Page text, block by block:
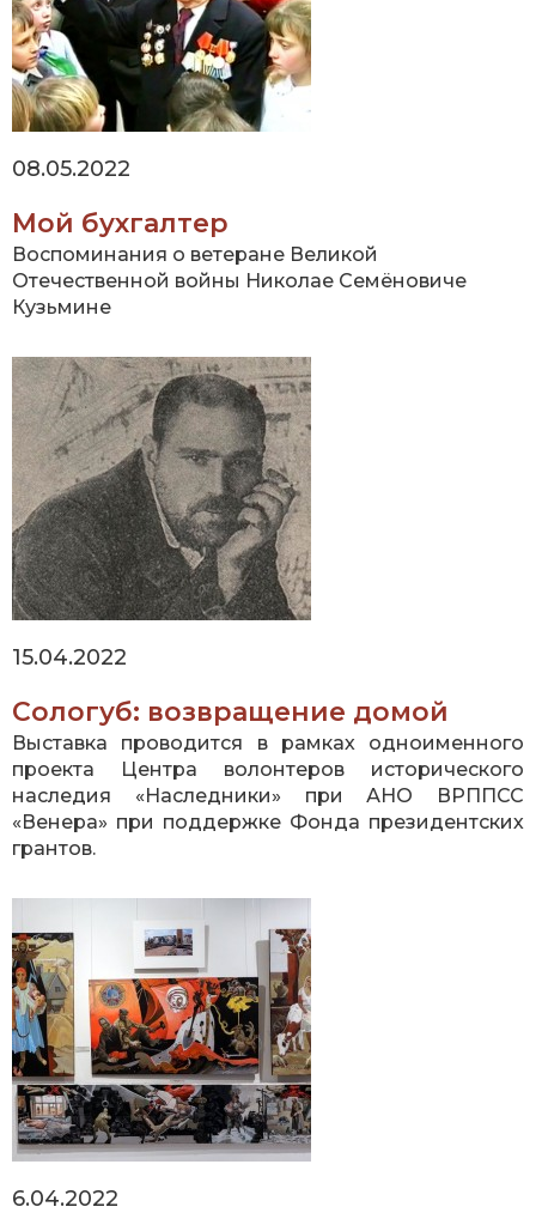
08.05.2022
Мой бухгалтер
Воспоминания о ветеране Великой
Отечественной войны Николае Семёновиче
Кузьмине
15.04.2022
Сологуб: возвращение домой
Выставка проводится в рамках одноименного
проекта Центра волонтеров исторического
наследия «Наследники» при АНО ВРППСС
«Венера» при поддержке Фонда президентских
грантов.
6.04.2022